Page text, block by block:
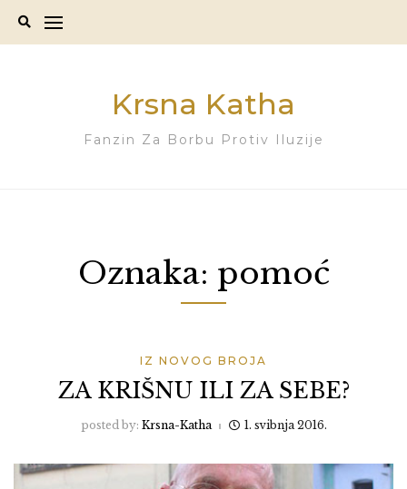
Krsna Katha
Fanzin Za Borbu Protiv Iluzije
Oznaka: pomoć
IZ NOVOG BROJA
ZA KRIŠNU ILI ZA SEBE?
posted by: Krsna-Katha 1. svibnja 2016.